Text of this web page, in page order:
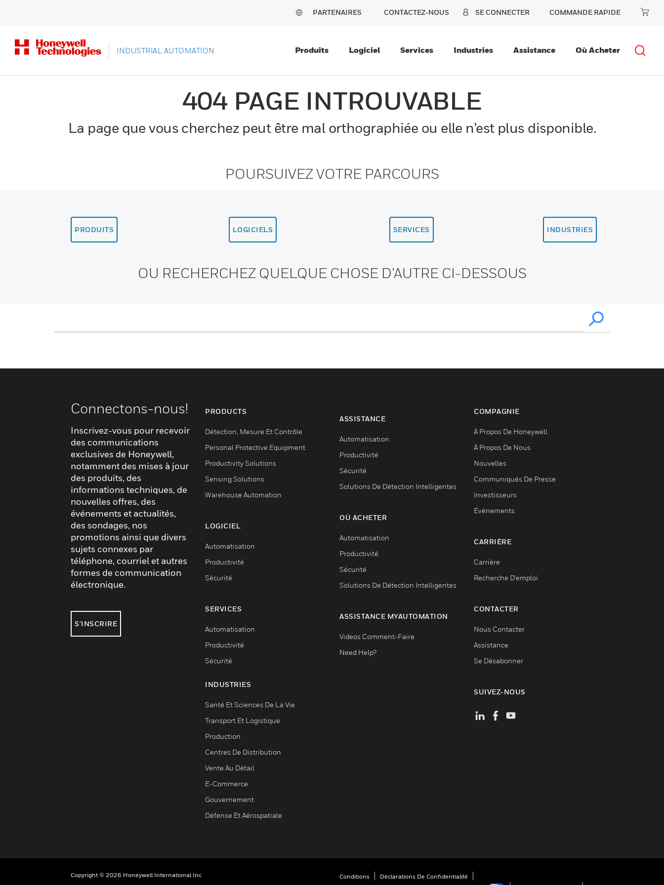
PARTENAIRES CONTACTEZ-NOUS SE CONNECTER COMMANDE RAPIDE
INDUSTRIAL AUTOMATION Produits Logiciel Services Industries Assistance Où Acheter
404 PAGE INTROUVABLE
La page que vous cherchez peut être mal orthographiée ou elle n’est plus disponible.
POURSUIVEZ VOTRE PARCOURS
PRODUITS LOGICIELS SERVICES INDUSTRIES
OU RECHERCHEZ QUELQUE CHOSE D’AUTRE CI-DESSOUS
Connectons-nous!
Inscrivez-vous pour recevoir
des communications
exclusives de Honeywell,
notamment des mises à jour
des produits, des
informations techniques, de
nouvelles offres, des
événements et actualités,
des sondages, nos
promotions ainsi que divers
sujets connexes par
téléphone, courriel et autres
formes de communication
électronique.
S'INSCRIRE
PRODUCTS
Détection, Mesure Et Contrôle
Personal Protective Equipment
Productivity Solutions
Sensing Solutions
Warehouse Automation
LOGICIEL
Automatisation
Productivité
Sécurité
SERVICES
Automatisation
Productivité
Sécurité
INDUSTRIES
Santé Et Sciences De La Vie
Transport Et Logistique
Production
Centres De Distribution
Vente Au Détail
E-Commerce
Gouvernement
Défense Et Aérospatiale
ASSISTANCE
Automatisation
Productivité
Sécurité
Solutions De Détection Intelligentes
OÙ ACHETER
Automatisation
Productivité
Sécurité
Solutions De Détection Intelligentes
ASSISTANCE MYAUTOMATION
Videos Comment-Faire
Need Help?
COMPAGNIE
À Propos De Honeywell
À Propos De Nous
Nouvelles
Communiqués De Presse
Investisseurs
Événements
CARRIÈRE
Carrière
Recherche D'emploi
CONTACTER
Nous Contacter
Assistance
Se Désabonner
SUIVEZ-NOUS
Copyright © 2026 Honeywell International Inc Conditions
Déclarations De Confidentialité